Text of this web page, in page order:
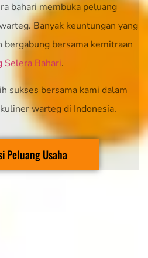
bahari membuka peluang
Banyak keuntungan yang
bergabung bersama kemitraan
Selera Bahari.
sukses bersama kami dalam
warteg di Indonesia.
Peluang Usaha